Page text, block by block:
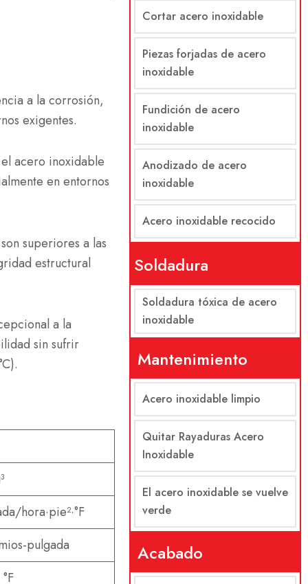
a la corrosión,
exigentes.
acero inoxidable
en entornos
superiores a las
estructural
a la
sin sufrir
hora·pie²·°F
pulgada
Cortar acero inoxidable
Piezas forjadas de acero
inoxidable
Fundición de acero
inoxidable
Anodizado de acero
inoxidable
Acero inoxidable recocido
Soldadura
Soldadura tóxica de acero
inoxidable
Mantenimiento
Acero inoxidable limpio
Quitar Rayaduras Acero
Inoxidable
El acero inoxidable se vuelve
verde
Acabado